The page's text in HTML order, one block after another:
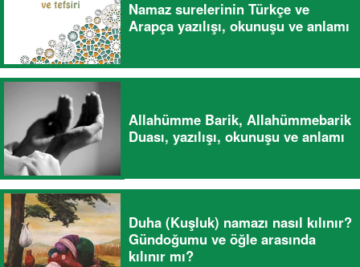
Namaz surelerinin Türkçe ve
Arapça yazılışı, okunuşu ve anlamı
Allahümme Barik, Allahümmebarik
Duası, yazılışı, okunuşu ve anlamı
Duha (Kuşluk) namazı nasıl kılınır?
Gündoğumu ve öğle arasında
kılınır mı?